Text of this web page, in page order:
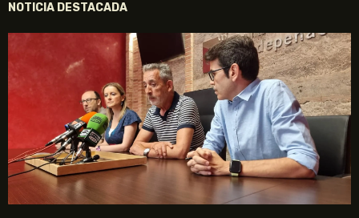
NOTICIA DESTACADA